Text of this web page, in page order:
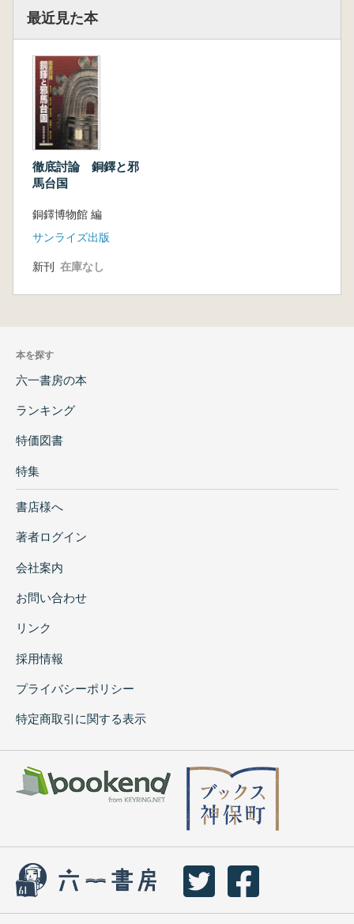
最近見た本
徹底討論 銅鐸と邪
馬台国
銅鐸博物館 編
サンライズ出版
新刊 在庫なし
本を探す
六一書房の本
ランキング
特価図書
特集
書店様へ
著者ログイン
会社案内
お問い合わせ
リンク
採用情報
プライバシーポリシー
特定商取引に関する表示